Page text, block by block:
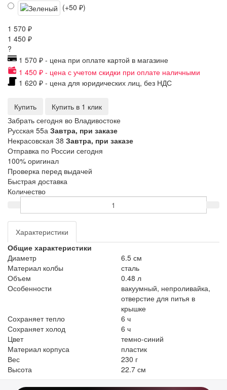
(+50 ₽)
1 570 ₽
1 450 ₽
?
1 570 ₽ - цена при оплате картой в магазине
1 450 ₽ - цена с учетом скидки при оплате наличными
1 620 ₽ - цена для юридических лиц, без НДС
Купить
Купить в 1 клик
Забрать сегодня во Владивостоке
Русская 55а Завтра, при заказе
Некрасовская 38 Завтра, при заказе
Отправка по России сегодня
100% оригинал
Проверка перед выдачей
Быстрая доставка
Количество
Характеристики
Общие характеристики
Диаметр
6.5 см
Материал колбы
сталь
Объем
0.48 л
Особенности
вакуумный, непроливайка,
отверстие для питья в
крышке
Сохраняет тепло
6 ч
Сохраняет холод
6 ч
Цвет
темно-синий
Материал корпуса
пластик
Вес
230 г
Высота
22.7 см